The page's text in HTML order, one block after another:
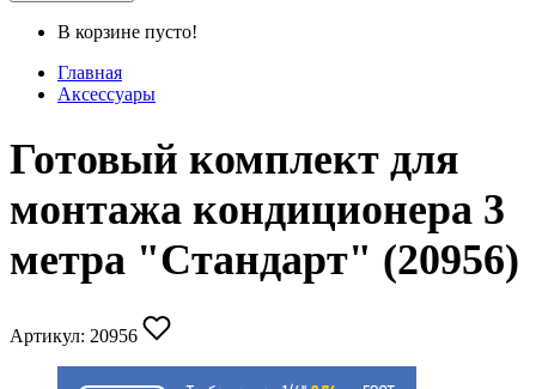
В корзине пусто!
Главная
Аксессуары
Готовый комплект для
монтажа кондиционера 3
метра "Стандарт" (20956)
Артикул: 20956